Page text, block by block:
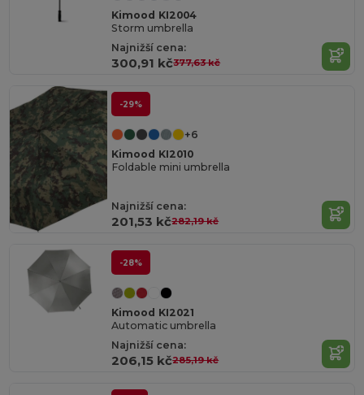
Kimood KI2004
Storm umbrella
Najnižší cena:
300,91 kč377,63 kč
-29%
+6
Kimood KI2010
Foldable mini umbrella
Najnižší cena:
201,53 kč282,19 kč
-28%
Kimood KI2021
Automatic umbrella
Najnižší cena:
206,15 kč285,19 kč